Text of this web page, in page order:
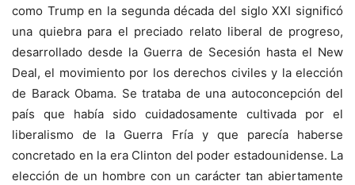
como Trump en la segunda década del sigloXXI significó
una quiebra para el preciado relato liberal de progreso,
desarrollado desde la Guerra de Secesión hasta el New
Deal, el movimiento por los derechos civiles y la elección
de Barack Obama. Se trataba de una autoconcepción del
país que había sido cuidadosamente cultivada por el
liberalismo de la Guerra Fría y que parecía haberse
concretado en la era Clinton del poder estadounidense. La
elección de un hombre con un carácter tan abiertamente